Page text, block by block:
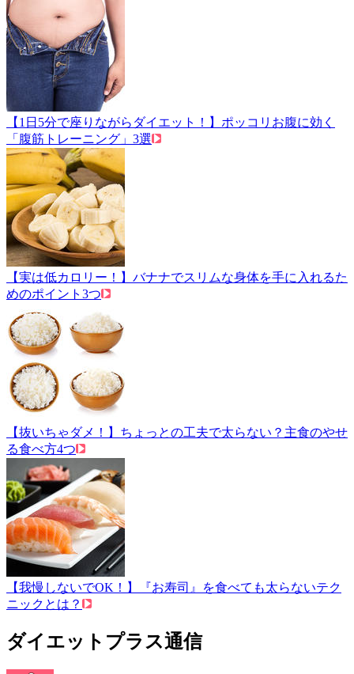
【1日5分で座りながらダイエット！】ポッコリお腹に効く
「腹筋トレーニング」3選
【実は低カロリー！】バナナでスリムな身体を手に入れるた
めのポイント3つ
【抜いちゃダメ！】ちょっとの工夫で太らない？主食のやせ
る食べ方4つ
【我慢しないでOK！】『お寿司』を食べても太らないテク
ニックとは？
ダイエットプラス通信